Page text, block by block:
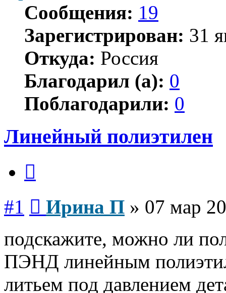
Сообщения: 19
Зарегистрирован: 31
Откуда: Россия
Благодарил (а): 0
Поблагодарили: 0
Линейный полиэтилен
#1 Ирина П » 07 мар
подскажите, можно ли
ПЭНД линейным
литьем под давлением